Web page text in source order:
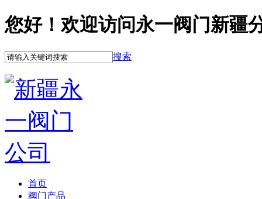
您好！欢迎访问永一阀门新疆
搜索
首页
阀门产品